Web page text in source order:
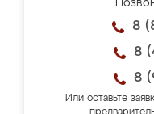
8
8
8
Или оставьте